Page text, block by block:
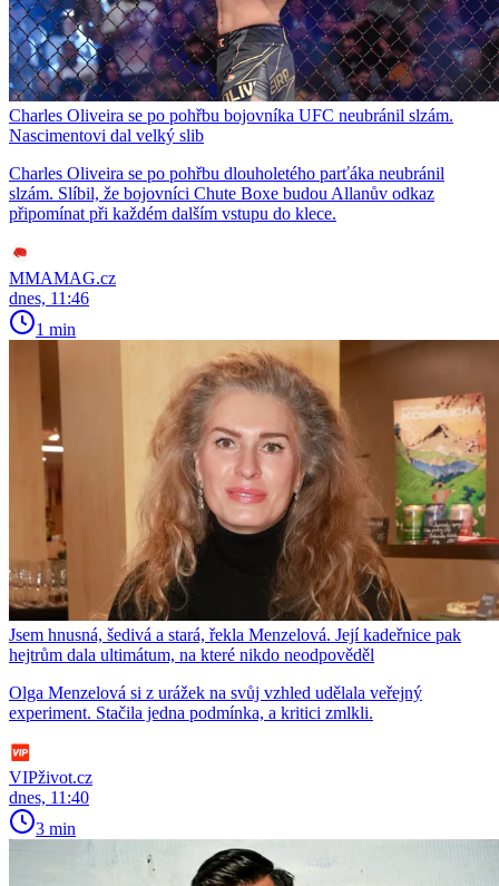
Charles Oliveira se po pohřbu bojovníka UFC neubránil slzám.
Nascimentovi dal velký slib
Charles Oliveira se po pohřbu dlouholetého parťáka neubránil
slzám. Slíbil, že bojovníci Chute Boxe budou Allanův odkaz
připomínat při každém dalším vstupu do klece.
MMAMAG.cz
dnes, 11:46
1 min
Jsem hnusná, šedivá a stará, řekla Menzelová. Její kadeřnice pak
hejtrům dala ultimátum, na které nikdo neodpověděl
Olga Menzelová si z urážek na svůj vzhled udělala veřejný
experiment. Stačila jedna podmínka, a kritici zmlkli.
VIPživot.cz
dnes, 11:40
3 min